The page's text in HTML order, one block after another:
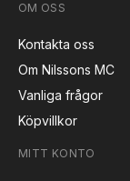
OM OSS
Kontakta oss
Om Nilssons MC
Vanliga frågor
Köpvillkor
MITT KONTO